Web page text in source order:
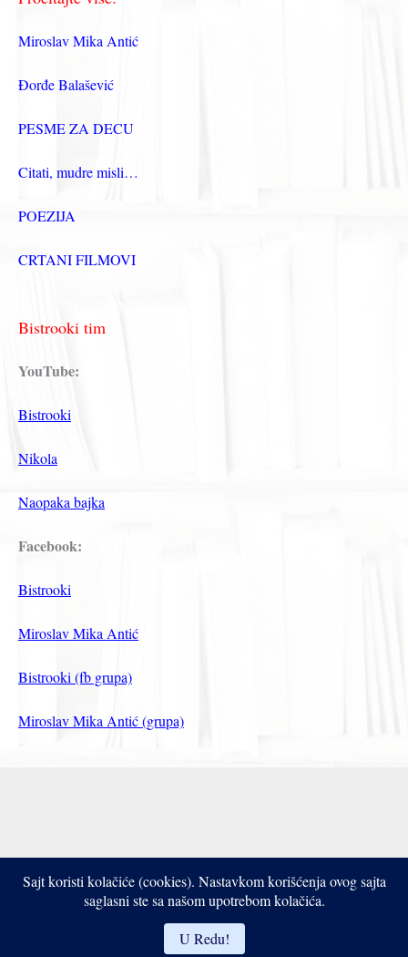
Miroslav Mika Antić
Đorđe Balašević
PESME ZA DECU
Citati, mudre misli…
POEZIJA
CRTANI FILMOVI
Bistrooki tim
YouTube:
Bistrooki
Nikola
Naopaka bajka
Facebook:
Bistrooki
Miroslav Mika Antić
Bistrooki (fb grupa)
Miroslav Mika Antić (grupa)
Copyright © 2017- 2026 Bistrooki
Sajt koristi kolačiće (cookies). Nastavkom korišćenja ovog sajta
saglasni ste sa našom upotrebom kolačića.
U Redu!